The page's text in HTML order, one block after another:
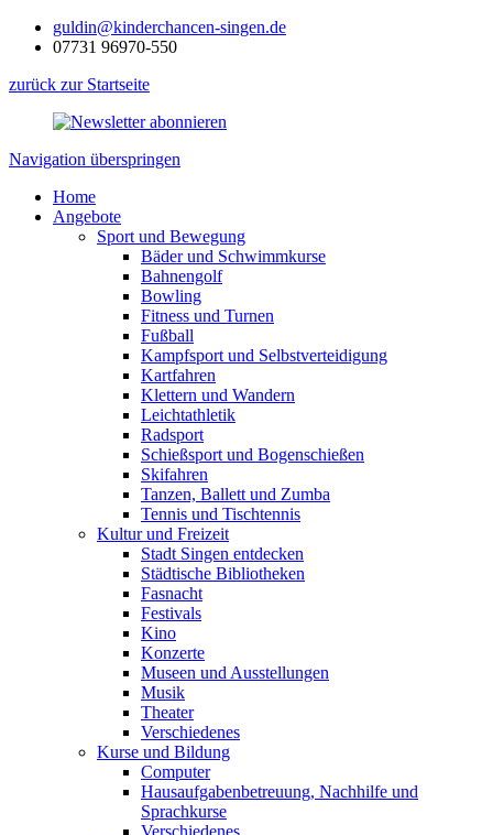
guldin@kinderchancen-singen.de
07731 96970-550
zurück zur Startseite
Navigation überspringen
Home
Angebote
Sport und Bewegung
Bäder und Schwimmkurse
Bahnengolf
Bowling
Fitness und Turnen
Fußball
Kampfsport und Selbstverteidigung
Kartfahren
Klettern und Wandern
Leichtathletik
Radsport
Schießsport und Bogenschießen
Skifahren
Tanzen, Ballett und Zumba
Tennis und Tischtennis
Kultur und Freizeit
Stadt Singen entdecken
Städtische Bibliotheken
Fasnacht
Festivals
Kino
Konzerte
Museen und Ausstellungen
Musik
Theater
Verschiedenes
Kurse und Bildung
Computer
Hausaufgabenbetreuung, Nachhilfe und
Sprachkurse
Verschiedenes